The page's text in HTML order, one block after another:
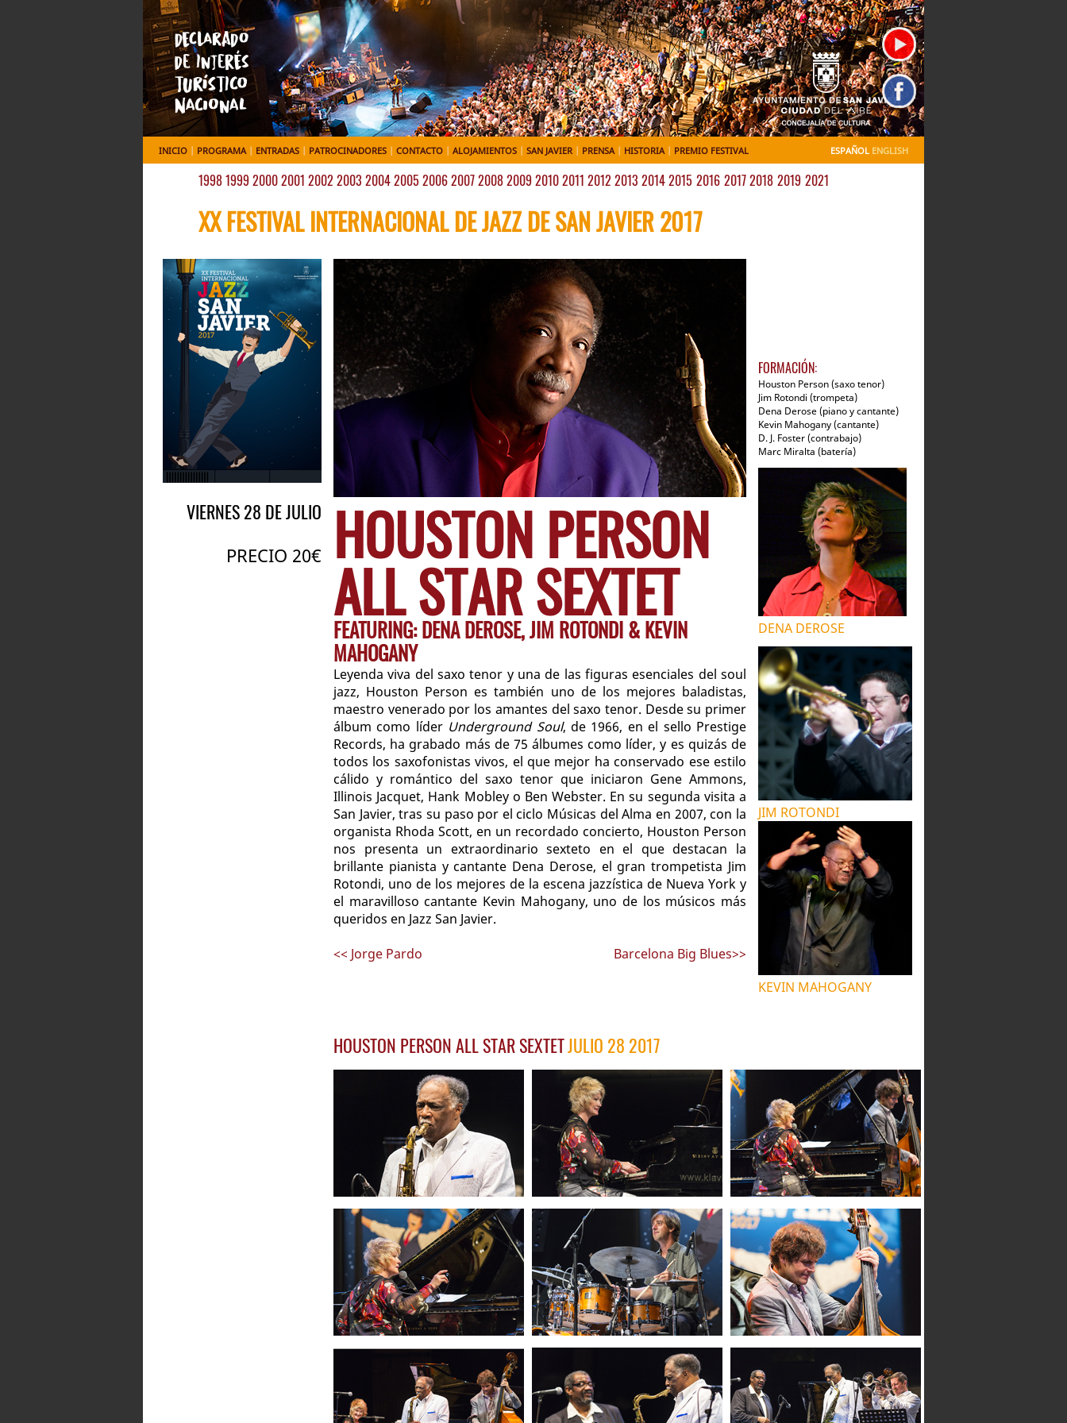
INICIO | PROGRAMA| ENTRADAS | PATROCINADORES | CONTACTO | ALOJAMIENTOS | SAN JAVIER | PRENSA| HISTORIA| PREMIO FESTIVAL ESPAÑOL ENGLISH
1998199920002001 2002 2003 20042005 200620072008200920102011 2012 2013 20142015 2016 20172018 2019 2021
XX FESTIVAL INTERNACIONAL DE JAZZ DE SAN JAVIER 2017
VIERNES 28 DE JULIO
PRECIO 20€ HOUSTON PERSON
ALL STAR SEXTET
FEATURING: DENA DEROSE, JIM ROTONDI & KEVIN
MAHOGANY
Leyenda viva del saxo tenor y una de las figuras esenciales del soul
jazz, Houston Person es también uno de los mejores baladistas,
maestro venerado por los amantes del saxo tenor. Desde su primer
álbum como líderUnderground Soul, de 1966, en el sello Prestige
Records, ha grabado más de 75 álbumes como líder, y es quizás de
todos los saxofonistas vivos, el que mejor ha conservado ese estilo
cálido y romántico del saxo tenor que iniciaron Gene Ammons,
Illinois Jacquet, Hank Mobley o Ben Webster. En su segunda visita a
San Javier, tras su paso por el ciclo Músicas del Alma en 2007, con la
organista Rhoda Scott, en un recordado concierto, Houston Person
nos presenta un extraordinario sexteto en el que destacan la
brillante pianista y cantante Dena Derose, el gran trompetista Jim
Rotondi, uno de los mejores de la escena jazzística de Nueva York y
el maravilloso cantante Kevin Mahogany, uno de los músicos más
queridos en Jazz San Javier.
<< Jorge Pardo
Barcelona Big Blues>>
HOUSTON PERSON ALL STAR SEXTETJULIO 28 2017
FORMACIÓN:
Houston Person (saxo tenor)
Jim Rotondi (trompeta)
Dena Derose (piano y cantante)
Kevin Mahogany (cantante)
D. J. Foster (contrabajo)
Marc Miralta (batería)
DENA DEROSE
JIM ROTONDI
KEVIN MAHOGANY